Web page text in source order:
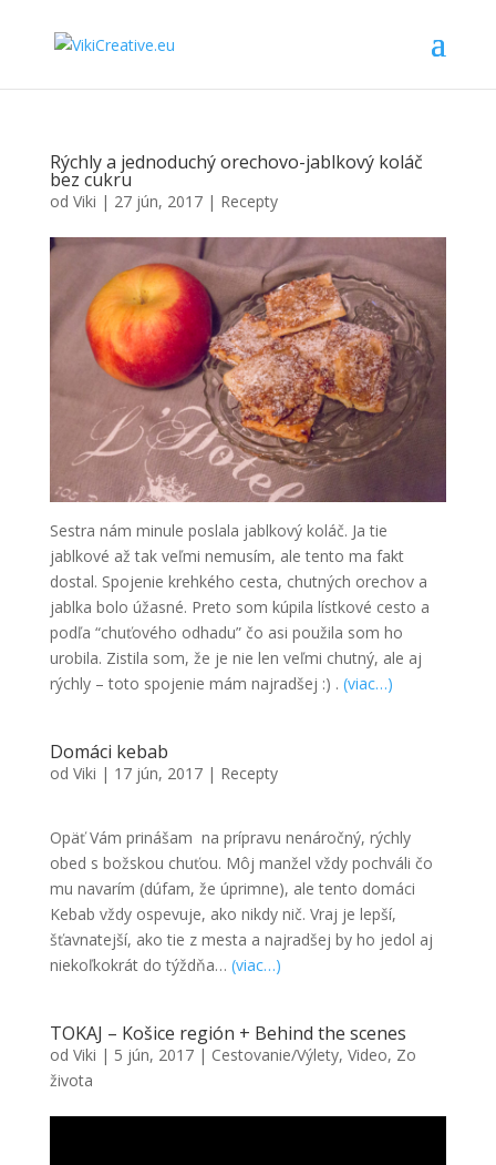
Rýchly a jednoduchý orechovo-jablkový koláč
bez cukru
od Viki | 27 jún, 2017| Recepty
Sestra nám minule poslala jablkový koláč. Ja tie
jablkové až tak veľmi nemusím, ale tento ma fakt
dostal. Spojenie krehkého cesta, chutných orechov a
jablka bolo úžasné. Preto som kúpila lístkové cesto a
podľa “chuťového odhadu” čo asi použila som ho
urobila. Zistila som, že je nie len veľmi chutný, ale aj
rýchly – toto spojenie mám najradšej :) . (viac…)
Domáci kebab
od Viki | 17 jún, 2017| Recepty
Opäť Vám prinášam na prípravu nenáročný, rýchly
obed s božskou chuťou. Môj manžel vždy pochváli čo
mu navarím (dúfam, že úprimne), ale tento domáci
Kebab vždy ospevuje, ako nikdy nič. Vraj je lepší,
šťavnatejší, ako tie z mesta a najradšej by ho jedol aj
niekoľkokrát do týždňa… (viac…)
TOKAJ – Košice región + Behind the scenes
od Viki | 5 jún, 2017| Cestovanie/Výlety, Video, Zo
života